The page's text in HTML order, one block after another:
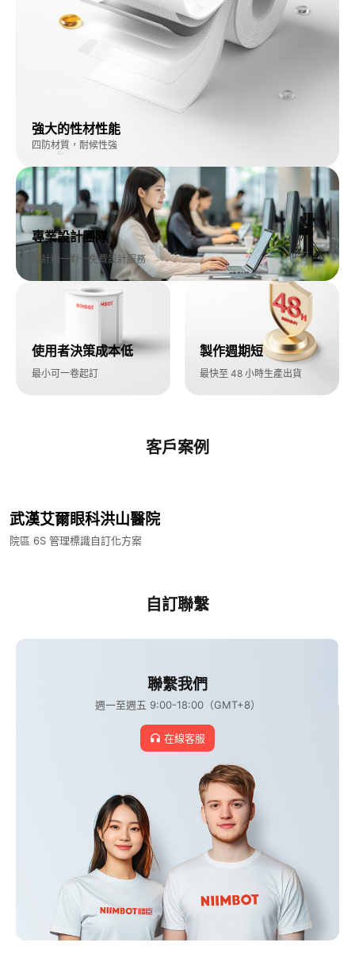
強大的性材性能​
四防材質，耐候性強​
專業設計團隊​
設計師一對一免費設計服務​
使用者決策成本低​
最小可一卷起訂​
製作週期短​
最快至 48 小時生產出貨​
客戶案例​
武漢艾爾眼科洪山醫院​
院區 6S 管理標識自訂化方案​
自訂聯繫​
聯繫我們​
週一至週五 9:00-18:00（GMT+8）​
在線客服​